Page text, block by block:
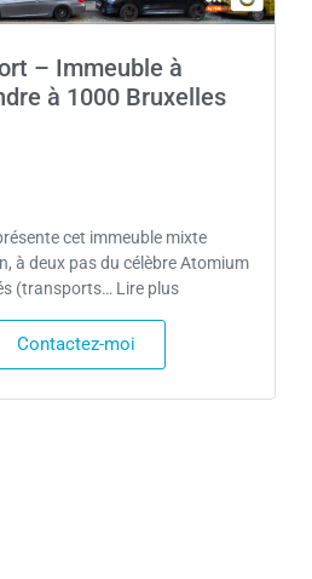
– Immeuble à
à 1000 Bruxelles
cet immeuble mixte
à deux pas du célèbre Atomium
(transports… Lire plus
Contactez-moi